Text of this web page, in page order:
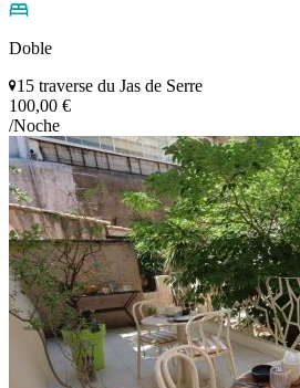
Doble
15 traverse du Jas de Serre
100,00 €
/Noche